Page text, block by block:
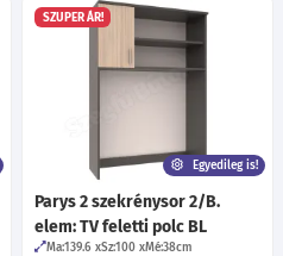
SZUPER ÁR!
Egyedileg is!
Parys 2 szekrénysor 2/B.
elem: TV feletti polc BL
Ma:139.6 Sz:100 Mé:38cm